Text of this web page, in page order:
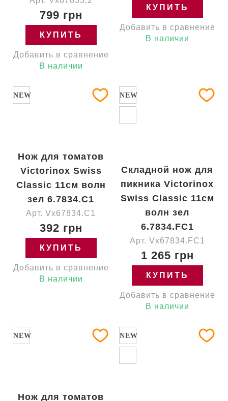
799 грн
КУПИТЬ
Добавить в сравнение
В наличии
КУПИТЬ
Добавить в сравнение
В наличии
NEW
Нож для томатов
Victorinox Swiss
Classic 11см волн
зел 6.7834.C1
Арт. Vx67834.C1
392 грн
КУПИТЬ
Добавить в сравнение
В наличии
NEW
Складной нож для
пикника Victorinox
Swiss Classic 11см
волн зел
6.7834.FC1
Арт. Vx67834.FC1
1 265 грн
КУПИТЬ
Добавить в сравнение
В наличии
NEW
Нож для томатов
NEW